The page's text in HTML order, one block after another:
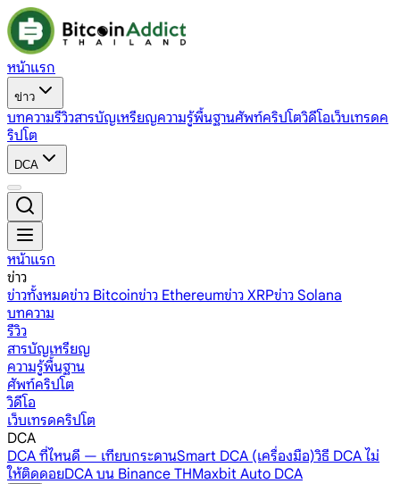
หน้าแรก
ข่าว
บทความรีวิวสารบัญเหรียญความรู้พื้นฐานศัพท์คริปโตวิดีโอเว็บเทรดค
ริปโต
DCA
หน้าแรก
ข่าว
ข่าวทั้งหมดข่าว Bitcoinข่าว Ethereumข่าว XRPข่าว Solana
บทความ
รีวิว
สารบัญเหรียญ
ความรู้พื้นฐาน
ศัพท์คริปโต
วิดีโอ
เว็บเทรดคริปโต
DCA
DCA ที่ไหนดี — เทียบกระดานSmart DCA (เครื่องมือ)วิธี DCA ไม่
ให้ติดดอยDCA บน Binance THMaxbit Auto DCA